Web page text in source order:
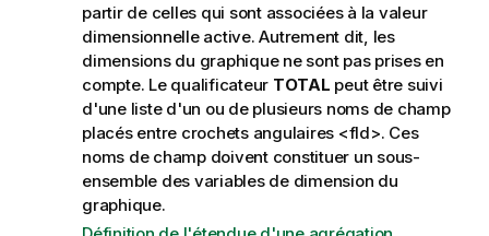
partir de celles qui sont associées à la valeur
dimensionnelle active. Autrement dit, les
dimensions du graphique ne sont pas prises en
compte. Le qualificateur TOTAL peut être suivi
d'une liste d'un ou de plusieurs noms de champ
placés entre crochets angulaires <fld>. Ces
noms de champ doivent constituer un sous-
ensemble des variables de dimension du
graphique.